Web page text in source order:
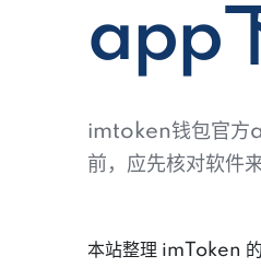
app
imtoken钱包官方
前，应先核对软件
本站整理 imToken